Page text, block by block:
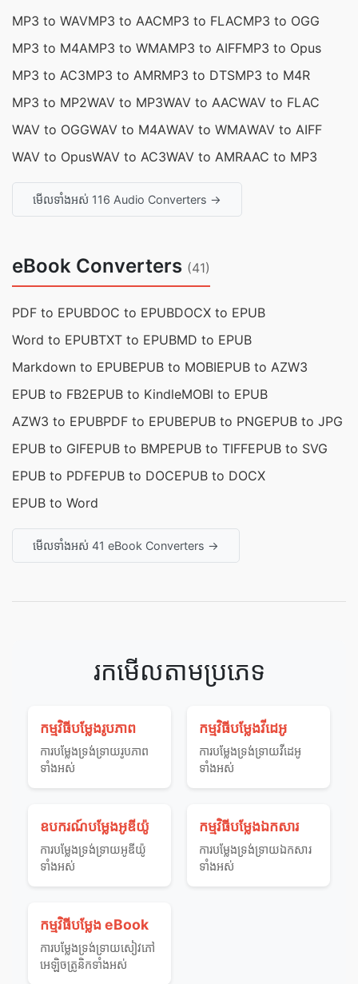
MP3 to WAVMP3 to AACMP3 to FLACMP3 to OGG
MP3 to M4AMP3 to WMAMP3 to AIFFMP3 to Opus
MP3 to AC3MP3 to AMRMP3 to DTSMP3 to M4R
MP3 to MP2WAV to MP3WAV to AACWAV to FLAC
WAV to OGGWAV to M4AWAV to WMAWAV to AIFF
WAV to OpusWAV to AC3WAV to AMRAAC to MP3
មើលទាំងអស់ 116 Audio Converters →
eBook Converters (41)
PDF to EPUBDOC to EPUBDOCX to EPUB
Word to EPUBTXT to EPUBMD to EPUB
Markdown to EPUBEPUB to MOBIEPUB to AZW3
EPUB to FB2EPUB to KindleMOBI to EPUB
AZW3 to EPUBPDF to EPUBEPUB to PNGEPUB to JPG
EPUB to GIFEPUB to BMPEPUB to TIFFEPUB to SVG
EPUB to PDFEPUB to DOCEPUB to DOCX
EPUB to Word
មើលទាំងអស់ 41 eBook Converters →
រកមើលតាមប្រភេទ
កម្មវិធីបម្លែងរូបភាព
ការ​បម្លែង​ទ្រង់ទ្រាយ​រូបភាព​
ទាំងអស់
កម្មវិធីបម្លែងវីដេអូ
ការ​បម្លែង​ទ្រង់ទ្រាយ​វីដេអូ​
ទាំងអស់
ឧបករណ៍បម្លែងអូឌីយ៉ូ
ការ​បម្លែង​ទ្រង់ទ្រាយ​អូឌីយ៉ូ​
ទាំងអស់
កម្មវិធីបម្លែងឯកសារ
ការ​បម្លែង​ទ្រង់ទ្រាយ​ឯកសារ​
ទាំងអស់
កម្មវិធីបម្លែង eBook
ការ​បម្លែង​ទ្រង់ទ្រាយ​សៀវភៅ​
អេឡិចត្រូនិក​ទាំងអស់